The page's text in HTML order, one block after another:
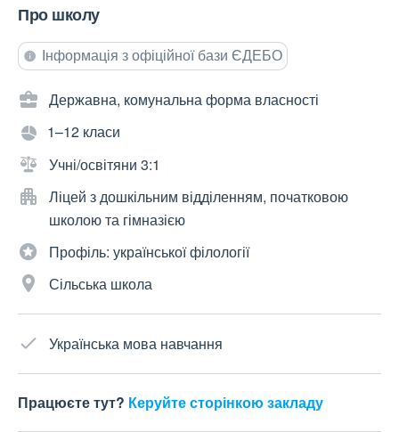
Про школу
Інформація з офіційної бази ЄДЕБО
Державна, комунальна форма власності
1–12 класи
Учні/освітяни 3:1
Ліцей з дошкільним відділенням, початковою
школою та гімназією
Профіль: української філології
Сільська школа
Українська мова навчання
Працюєте тут? Керуйте сторінкою закладу